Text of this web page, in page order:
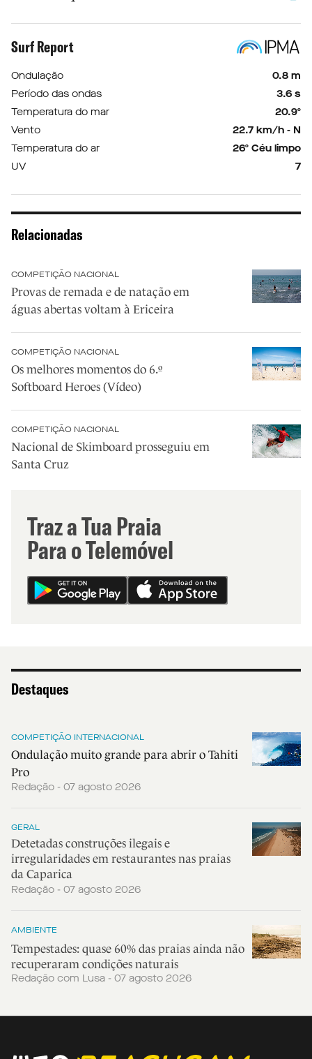
Surf Report
Ondulação
0.8 m
Período das ondas
3.6 s
Temperatura do mar
20.9º
Vento
22.7 km/h - N
Temperatura do ar
26º Céu limpo
UV
7
Relacionadas
COMPETIÇÃO NACIONAL
Provas de remada e de natação em
águas abertas voltam à Ericeira
COMPETIÇÃO NACIONAL
Os melhores momentos do 6.º
Softboard Heroes (Vídeo)
COMPETIÇÃO NACIONAL
Nacional de Skimboard prosseguiu em
Santa Cruz
Traz a Tua Praia
Para o Telemóvel
Destaques
COMPETIÇÃO INTERNACIONAL
Ondulação muito grande para abrir o Tahiti
Pro
Redação - 07 agosto 2026
GERAL
Detetadas construções ilegais e
irregularidades em restaurantes nas praias
da Caparica
Redação - 07 agosto 2026
AMBIENTE
Tempestades: quase 60% das praias ainda não
recuperaram condições naturais
Redação com Lusa - 07 agosto 2026